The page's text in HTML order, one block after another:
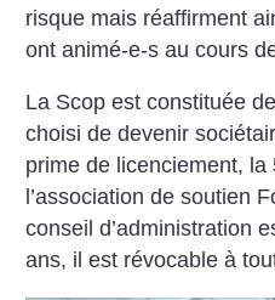
risque mais réaffirment
ont animé-e-s au cours
La Scop est constituée
choisi de devenir
prime de licenciement, la
l’association de soutien
conseil d’administration
ans, il est révocable à